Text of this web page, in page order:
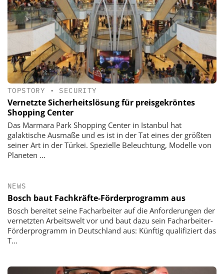
TOPSTORY • SECURITY
Vernetzte ­Sicherheitslösung für preisgekröntes
Shopping Center
Das Marmara Park Shopping Center in Istanbul hat
galaktische Ausmaße und es ist in der Tat eines der größten
seiner Art in der Türkei. Spezielle Beleuchtung, Modelle von
Planeten ...
NEWS
Bosch baut Fachkräfte-Förderprogramm aus
Bosch bereitet seine Facharbeiter auf die Anforderungen der
vernetzten Arbeitswelt vor und baut dazu sein Facharbeiter-
Förderprogramm in Deutschland aus: Künftig qualifiziert das
T...